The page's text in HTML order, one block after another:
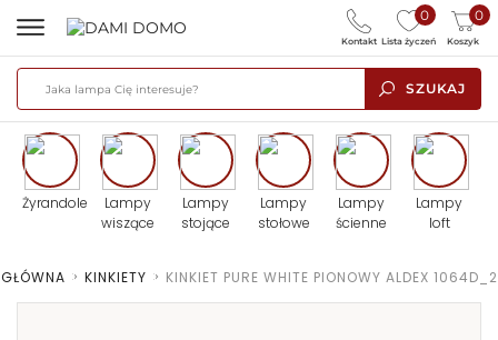
SZUKAJ
0
Lista życzeń
0
Koszyk
Kontakt
Żyrandole
Lampy
wiszące
Lampy
stojące
Lampy
stołowe
Lampy
ścienne
Lampy
loft
> KINKIETY > KINKIET PURE WHITE PIONOWY ALDEX 1064D_2